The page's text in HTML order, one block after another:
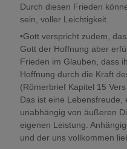
Durch diesen Frieden
sein, voller Leichtigkeit.
•Gott verspricht zudem,
Gott der Hoffnung aber
Frieden im Glauben, dass
Hoffnung durch die Kraft
(Römerbrief Kapitel 15
Das ist eine Lebensfreude,
unabhängig von äußeren
eigenen Leistung.
und der uns vollkommen